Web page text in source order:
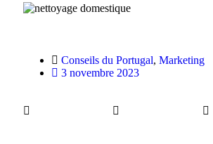
Conseils du Portugal, Marketing
3 novembre 2023